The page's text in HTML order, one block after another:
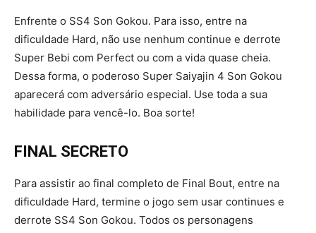
Enfrente o SS4 Son Gokou. Para isso, entre na
dificuldade Hard, não use nenhum continue e derrote
Super Bebi com Perfect ou com a vida quase cheia.
Dessa forma, o poderoso Super Saiyajin 4 Son Gokou
aparecerá com adversário especial. Use toda a sua
habilidade para vencê-lo. Boa sorte!
FINAL SECRETO
Para assistir ao final completo de Final Bout, entre na
dificuldade Hard, termine o jogo sem usar continues e
derrote SS4 Son Gokou. Todos os personagens